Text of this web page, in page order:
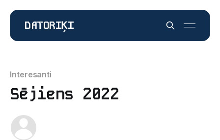
DATORIĶI
Interesanti
Sējiens 2022